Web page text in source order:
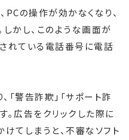
PCの操作が効かなくなり、
かし、このような画面が
れている電話番号に電話
警告詐欺」「サポート詐
。広告をクリックした際に
てしまうと、不審なソフト